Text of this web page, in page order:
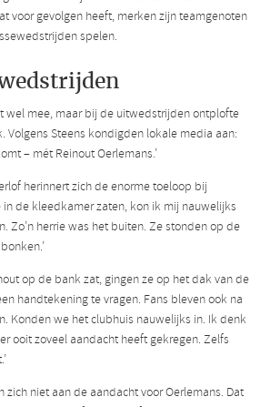
voor gevolgen heeft, merken zijn teamgenoten
spelen.
wel mee, maar bij de uitwedstrijden ontplofte
Volgens Steens kondigden lokale media aan:
– mét Reinout Oerlemans.’
herinnert zich de enorme toeloop bij
in de kleedkamer zaten, kon ik mij nauwelijks
Zo’n herrie was het buiten. Ze stonden op de
op de bank zat, gingen ze op het dak van de
handtekening te vragen. Fans bleven ook na
Konden we het clubhuis nauwelijks in. Ik denk
ooit zoveel aandacht heeft gekregen. Zelfs
zich niet aan de aandacht voor Oerlemans. Dat